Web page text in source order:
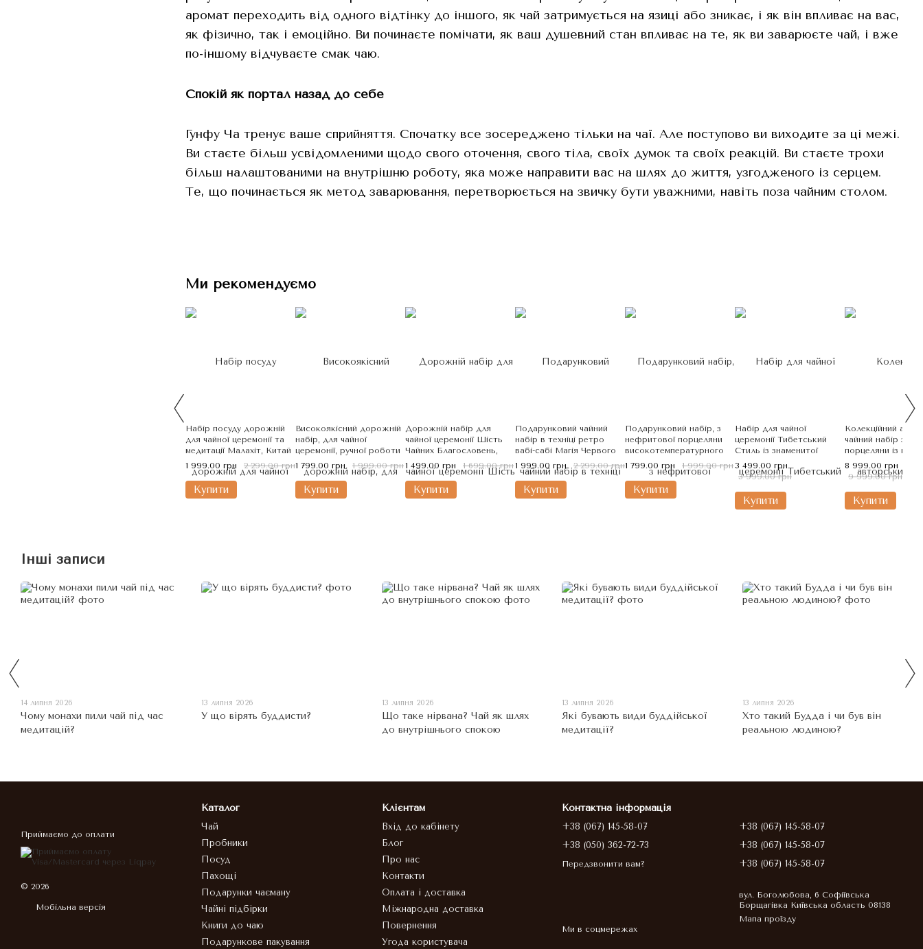
аромат переходить від одного відтінку до іншого, як чай затримується на язиці або зникає, і як він впливає на вас,
як фізично, так і емоційно. Ви починаєте помічати, як ваш душевний стан впливає на те, як ви заварюєте чай, і вже
по-іншому відчуваєте смак чаю.
Спокій як портал назад до себе
Гунфу Ча тренує ваше сприйняття. Спочатку все зосереджено тільки на чаї. Але поступово ви виходите за ці межі.
Ви стаєте більш усвідомленими щодо свого оточення, свого тіла, своїх думок та своїх реакцій. Ви стаєте трохи
більш налаштованими на внутрішню роботу, яка може направити вас на шлях до життя, узгодженого із серцем.
Те, що починається як метод заварювання, перетворюється на звичку бути уважними, навіть поза чайним столом.
Ми рекомендуємо
Набір посуду дорожній
для чайної церемонії та
медитації Малахіт, Китай
1 999.00 грн
2 299.00 грн
Купити
Високоякісний дорожній
набір, для чайної
церемонії, ручної роботи
Теракотовий Кролик,
Китай
1 799.00 грн 1 999.00 грн
Купити
Дорожній набір для
чайної церемонії Шість
Чайних Благословень,
Китай
1 499.00 грн 1 699.00 грн
Купити
Подарунковий чайний
набір в техніці ретро
вабі-сабі Магія Червого
Глоду, Китай
1 999.00 грн 2 299.00 грн
Купити
Подарунковий набір, з
нефритової порцеляни
високотемпературного
випалу, для чайної
церемонії: Цзінлань та
Буяння Весни
1 799.00 грн 1 999.00 грн
Купити
Набір для чайної
церемонії Тибетський
Стиль із знаменитої
кераміки Дехуа, Китай
3 499.00 грн
3 999.00 грн
Купити
Колекційний
чайний набір з
порцеляни із
від Майстра
- Пробудження
8 999.00 грн
9 999.00 грн
Купити
Інші записи
14 липня 2026
Чому монахи пили чай під час
медитацій?
13 липня 2026
У що вірять буддисти?
13 липня 2026
Що таке нірвана? Чай як шлях
до внутрішнього спокою
13 липня 2026
Які бувають види буддійської
медитації?
13 липня 2026
Хто такий Будда і чи був він
реальною людиною?
Приймаємо до оплати
© 2026
Мобільна версія
Каталог
Чай
Пробники
Посуд
Пахощі
Подарунки чаєману
Чайні підбірки
Книги до чаю
Подарункове пакування
Клієнтам
Вхід до кабінету
Блог
Про нас
Контакти
Оплата і доставка
Міжнародна доставка
Повернення
Угода користувача
Контактна інформація
+38 (067) 145-58-07
+38 (050) 362-72-73
Передзвонити вам?
+38 (067) 145-58-07
+38 (067) 145-58-07
+38 (067) 145-58-07
вул. Боголюбова, 6 Софіївська
Борщагівка Київська область 08138
Мапа проїзду
Ми в соцмережах